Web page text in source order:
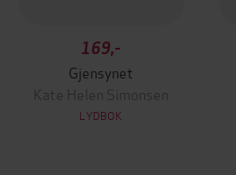
169,-
Gjensynet
Kate Helen Simonsen
LYDBOK